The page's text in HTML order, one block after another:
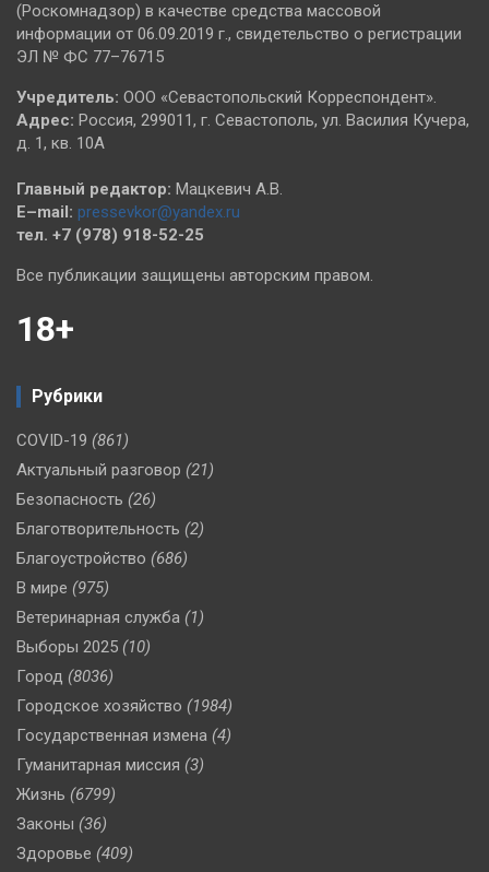
(Роскомнадзор) в качестве средства массовой
информации от 06.09.2019 г., свидетельство о регистрации
ЭЛ № ФС 77–76715
Учредитель: ООО «Севастопольский Корреспондент».
Адрес: Россия, 299011, г. Севастополь, ул. Василия Кучера,
д. 1, кв. 10А
Главный редактор: Мацкевич А.В.
E–mail: pressevkor@yandex.ru
тел. +7 (978) 918-52-25
Все публикации защищены авторским правом.
18+
Рубрики
COVID-19 (861)
Актуальный разговор (21)
Безопасность (26)
Благотворительность (2)
Благоустройство (686)
В мире (975)
Ветеринарная служба (1)
Выборы 2025 (10)
Город (8036)
Городское хозяйство (1984)
Государственная измена (4)
Гуманитарная миссия (3)
Жизнь (6799)
Законы (36)
Здоровье (409)